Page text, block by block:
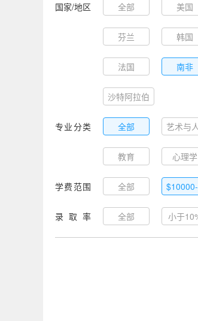
国家/地区 全部 美国
芬兰 韩国
法国 南非
沙特阿拉伯
专业分类 全部 艺术与
教育 心理学
学费范围 全部
录取率 全部 小于